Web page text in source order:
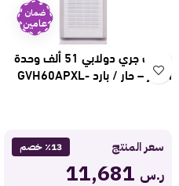
ضمان
عامين
مكيف جري دولابي 51 ألف وحدة
انفرتر – حار / بارد GVH60APXL-
S6DTC7A
سعر المنتج ٪13 خصم
ر.س